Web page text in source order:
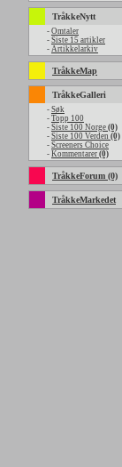
TråkkeNytt
- Omtaler
- Siste 15 artikler
- Artikkelarkiv
TråkkeMap
TråkkeGalleri
- Søk
- Topp 100
- Siste 100 Norge (0)
- Siste 100 Verden (0)
- Screeners Choice
- Kommentarer (0)
TråkkeForum (0)
TråkkeMarkedet